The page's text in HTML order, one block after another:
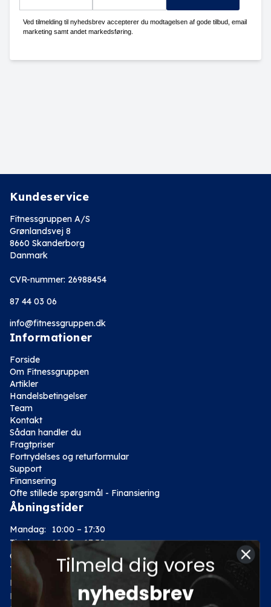
Ved tilmelding til nyhedsbrev accepterer du modtagelsen af gode tilbud, email
marketing samt andet markedsføring.
Kundeservice
Fitnessgruppen A/S
Grønlandsvej 8
8660 Skanderborg
Danmark
CVR-nummer: 26988454
87 44 03 06
info@fitnessgruppen.dk
Informationer
Forside
Om Fitnessgruppen
Artikler
Handelsbetingelser
Team
Kontakt
Sådan handler du
Fragtpriser
Fortrydelses og returformular
Support
Finansering
Ofte stillede spørgsmål - Finansiering
Åbningstider
Mandag:
10:00 – 17:30
Tirsdag: 10:00 – 17:30
Onsdag:
10:00 – 17:30
Torsdag:
10:00 – 17:30
Fredag:
10:00 – 17:30
Lørdag:
10:00 – 14:00
Tilmeld dig vores
nyhedsbrev